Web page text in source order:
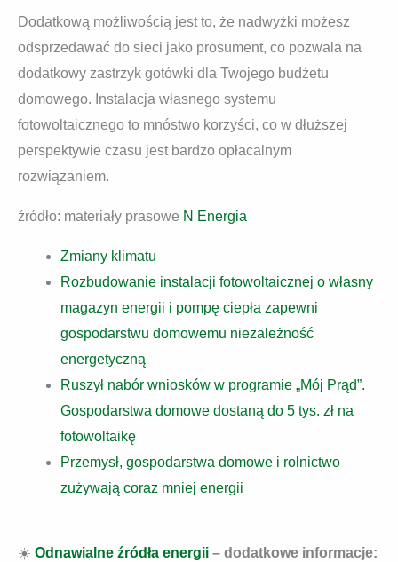
Dodatkową możliwością jest to, że nadwyżki możesz
odsprzedawać do sieci jako prosument, co pozwala na
dodatkowy zastrzyk gotówki dla Twojego budżetu
domowego. Instalacja własnego systemu
fotowoltaicznego to mnóstwo korzyści, co w dłuższej
perspektywie czasu jest bardzo opłacalnym
rozwiązaniem.
źródło: materiały prasowe N Energia
Zmiany klimatu
Rozbudowanie instalacji fotowoltaicznej o własny
magazyn energii i pompę ciepła zapewni
gospodarstwu domowemu niezależność
energetyczną
Ruszył nabór wniosków w programie „Mój Prąd”.
Gospodarstwa domowe dostaną do 5 tys. zł na
fotowoltaikę
Przemysł, gospodarstwa domowe i rolnictwo
zużywają coraz mniej energii
☀️ Odnawialne źródła energii – dodatkowe informacje: